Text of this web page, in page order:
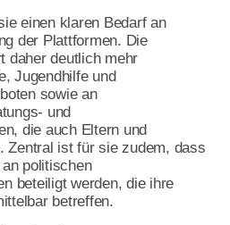
& Satzung AWO
Unternehmenskodex
Landeskonferenzen
einen klaren Bedarf an
der Plattformen. Die
daher deutlich mehr
Jugendhilfe und
sowie an
und
die auch Eltern und
Zentral ist für sie zudem, dass
politischen
beteiligt werden, die ihre
betreffen.